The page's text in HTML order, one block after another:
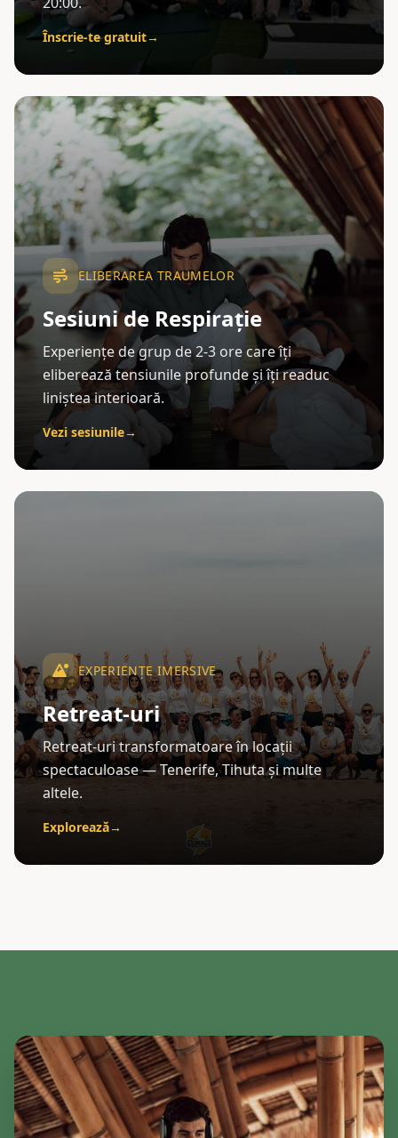
Înscrie-te gratuit→
ELIBERAREA TRAUMELOR
Sesiuni de Respirație
Experiențe de grup de 2-3 ore care îți
eliberează tensiunile profunde și îți readuc
liniștea interioară.
Vezi sesiunile→
EXPERIENȚE IMERSIVE
Retreat-uri
Retreat-uri transformatoare în locații
spectaculoase — Tenerife, Tihuta și multe
altele.
Explorează→